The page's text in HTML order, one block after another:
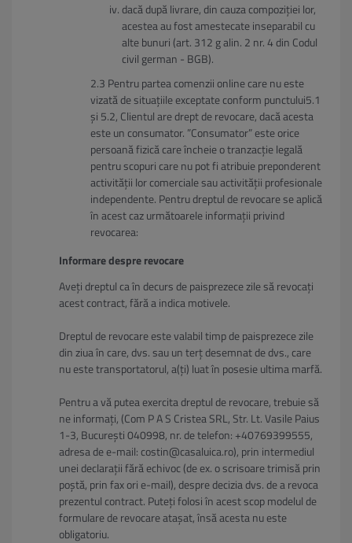
dacă după livrare, din cauza compoziției lor,
acestea au fost amestecate inseparabil cu
alte bunuri (art. 312 g alin. 2 nr. 4 din Codul
civil german - BGB).
Pentru partea comenzii online care nu este
vizată de situațiile exceptate conform punctului5.1
și 5.2, Clientul are drept de revocare, dacă acesta
este un consumator. ”Consumator” este orice
persoană fizică care încheie o tranzacție legală
pentru scopuri care nu pot fi atribuie preponderent
activității lor comerciale sau activității profesionale
independente. Pentru dreptul de revocare se aplică
în acest caz următoarele informații privind
revocarea:
Informare despre revocare
Aveți dreptul ca în decurs de paisprezece zile să revocați
acest contract, fără a indica motivele.
Dreptul de revocare este valabil timp de paisprezece zile
din ziua în care, dvs. sau un terț desemnat de dvs., care
nu este transportatorul, a(ți) luat în posesie ultima marfă.
Pentru a vă putea exercita dreptul de revocare, trebuie să
ne informați, (Com P A S Cristea SRL, Str. Lt. Vasile Paius
1-3, București 040998, nr. de telefon: +40769399555,
adresa de e-mail: costin@casaluica.ro), prin intermediul
unei declarații fără echivoc (de ex. o scrisoare trimisă prin
poștă, prin fax ori e-mail), despre decizia dvs. de a revoca
prezentul contract. Puteți folosi în acest scop modelul de
formulare de revocare atașat, însă acesta nu este
obligatoriu.